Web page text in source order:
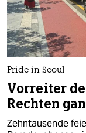
Pride in Seoul
Vorreiter
Rechten
Zehntausende